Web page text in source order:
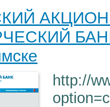
БАНК
http://